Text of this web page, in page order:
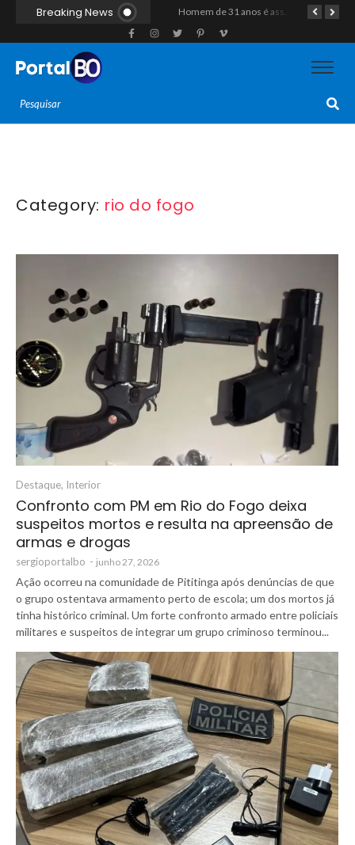
Breaking News Homem natural de Assú é encontrado morto a tiros ao lado de moto em estrada vicinal de Pau dos Ferros Homem de 31 anos é assassinado a golpes de arma branca após discussão na zona rural de Baraúna
Category: rio do fogo
Destaque, Interior
Confronto com PM em Rio do Fogo deixa
suspeitos mortos e resulta na apreensão de
armas e drogas
sergioportalbo - junho 27, 2026
Ação ocorreu na comunidade de Pititinga após denúncias de que
o grupo ostentava armamento perto de escola; um dos mortos já
tinha histórico criminal. Um forte confronto armado entre policiais
militares e suspeitos de integrar um grupo criminoso terminou...